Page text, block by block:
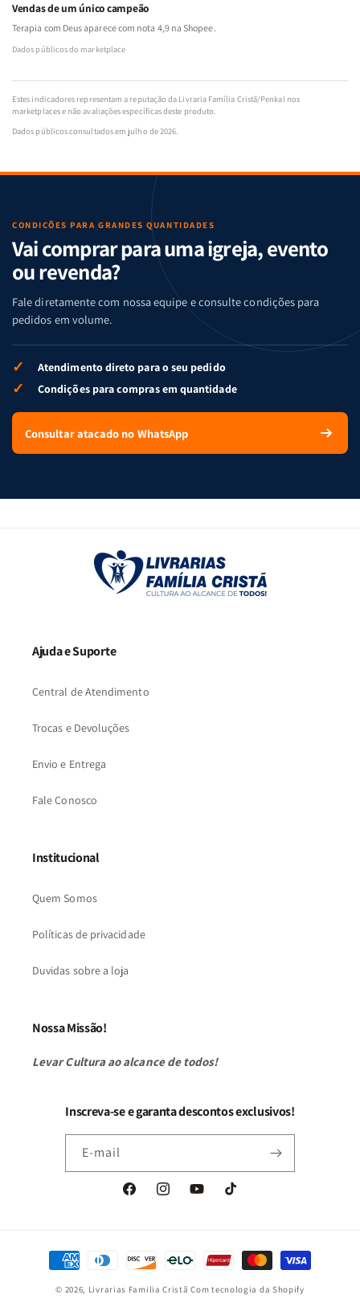
Vendas de um único campeão
Terapia com Deus aparece com nota 4,9 na Shopee.
Dados públicos do marketplace
Estes indicadores representam a reputação da Livraria Família Cristã/Penkal nos
marketplaces e não avaliações específicas deste produto.
Dados públicos consultados em julho de 2026.
CONDIÇÕES PARA GRANDES QUANTIDADES
Vai comprar para uma igreja, evento
ou revenda?
Fale diretamente com nossa equipe e consulte condições para
pedidos em volume.
✓ Atendimento direto para o seu pedido
✓ Condições para compras em quantidade
Consultar atacado no WhatsApp
Ajuda e Suporte
Central de Atendimento
Trocas e Devoluções
Envio e Entrega
Fale Conosco
Institucional
Quem Somos
Políticas de privacidade
Duvidas sobre a loja
Nossa Missão!
Levar Cultura ao alcance de todos!
Inscreva-se e garanta descontos exclusivos!
E-mail
FacebookInstagramYouTubeTikTok
Formas
de
pagamento
© 2026, Livrarias Familia Cristã Com tecnologia da Shopify